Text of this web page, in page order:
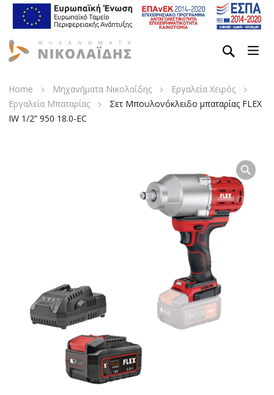
Home Μηχανήματα Νικολαΐδης
Εργαλεία Χειρός
Εργαλεία Μπαταρίας
Σετ Μπουλονόκλειδο μπαταρίας FLEX
IW 1/2” 950 18.0-EC